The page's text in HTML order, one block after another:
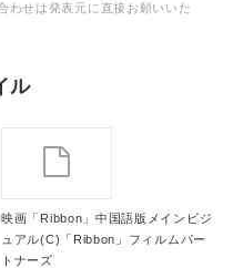
わせは発表元に直接お願いいた
ル
映画「Ribbon」中国語版メインビジ
ュアル(C)「Ribbon」フィルムパー
トナーズ